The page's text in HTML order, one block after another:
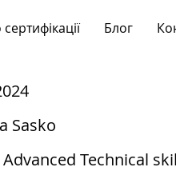
Блог
Sasko
Advanced Technical